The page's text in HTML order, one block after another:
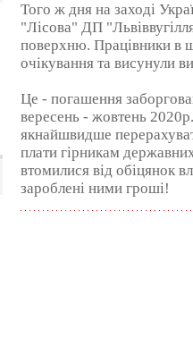
Того ж дня на заході
"Лісова" ДП
поверхню. Працівники в
очікування та висунули
Це - погашення
вересень - жовтень
якнайшвидше
плати гірникам
втомилися від обіцянок
зароблені ними гроші!